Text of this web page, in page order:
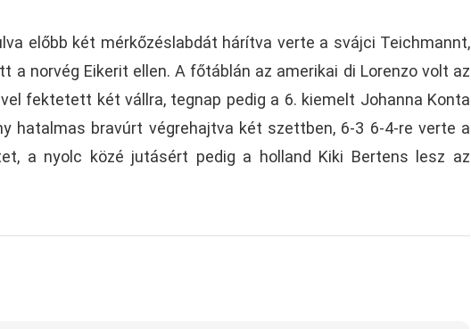
előbb két mérkőzéslabdát hárítva verte a svájci Teichmannt,
a norvég Eikerit ellen. A főtáblán az amerikai di Lorenzo volt az
fektetett két vállra, tegnap pedig a 6. kiemelt Johanna Konta
hatalmas bravúrt végrehajtva két szettben, 6-3 6-4-re verte a
a nyolc közé jutásért pedig a holland Kiki Bertens lesz az